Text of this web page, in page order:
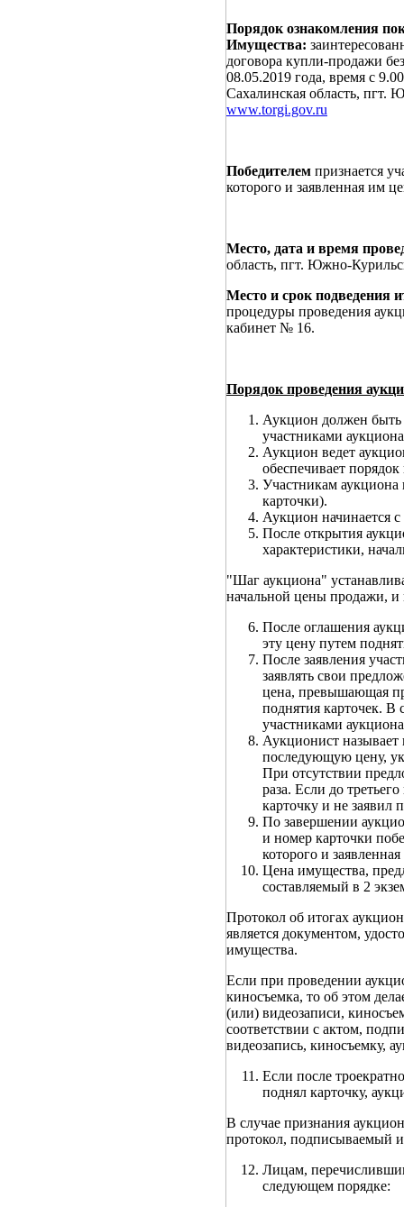
Порядок ознакомления
Имущества:
договора купли-продажи
08.05.2019 года, время с
Сахалинская область, пгт.
www.torgi.gov.ru
Победителем признается
которого и заявленная им
Место, дата и время
область, пгт. Южно-
Место и срок подведения
процедуры проведения
кабинет № 16.
Порядок проведения
Аукцион должен быть
участниками
Аукцион ведет
обеспечивает
Участникам аукциона
карточки).
Аукцион начинается
После открытия
характеристики,
"Шаг аукциона"
начальной цены продажи, и
После оглашения
эту цену путем
После заявления
заявлять свои
цена, превышающая
поднятия карточек. В
участниками
Аукционист
последующую цену,
При отсутствии
раза. Если до
карточку и не заявил
По завершении
и номер карточки
которого и
Цена имущества,
составляемый в 2
Протокол об итогах
является документом,
имущества.
Если при проведении
киносъемка, то об этом
(или) видеозаписи,
соответствии с актом,
видеозапись, киносъемку,
Если после
поднял карточку,
В случае признания
протокол, подписываемый
Лицам,
следующем порядке: